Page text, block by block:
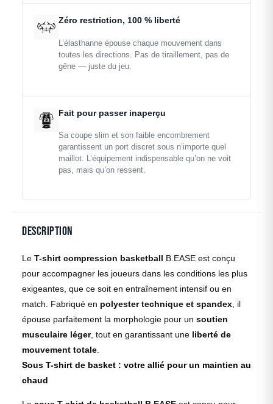
Zéro restriction, 100 % liberté
L’élasthanne épouse chaque mouvement dans
toutes les directions. Pas de tiraillement, pas de
gêne — juste du jeu.
Fait pour passer inaperçu
Sa coupe slim et son faible encombrement
garantissent un port discret sous n’importe quel
maillot. L’équipement indispensable qu’on ne voit
pas, mais qu’on ressent.
Description
Le T-shirt compression basketball B.EASE est conçu
pour accompagner les joueurs dans les conditions les plus
exigeantes, que ce soit en entraînement intensif ou en
match. Fabriqué en polyester technique et spandex , il
épouse parfaitement la morphologie pour un soutien
musculaire léger, tout en garantissant une liberté de
mouvement totale
Sous T-shirt de basket : votre allié pour un maintien au
chaud